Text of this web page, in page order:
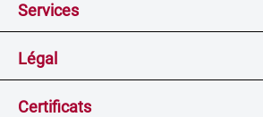
Services
Légal
Certificats